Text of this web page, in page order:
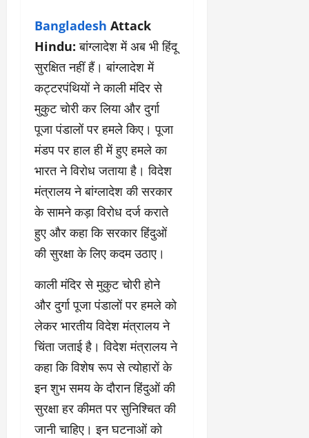
Bangladesh Attack
Hindu:बांग्लादेश में अब भी हिंदू
सुरक्षित नहीं हैं। बांग्लादेश में
कट्टरपंथियों ने काली मंदिर से
मुकुट चोरी कर लिया और दुर्गा
पूजा पंडालों पर हमले किए। पूजा
मंडप पर हाल ही में हुए हमले का
भारत ने विरोध जताया है। विदेश
मंत्रालय ने बांग्लादेश की सरकार
के सामने कड़ा विरोध दर्ज कराते
हुए और कहा कि सरकार हिंदुओं
की सुरक्षा के लिए कदम उठाए।
काली मंदिर से मुकुट चोरी होने
और दुर्गा पूजा पंडालों पर हमले को
लेकर भारतीय विदेश मंत्रालय ने
चिंता जताई है। विदेश मंत्रालय ने
कहा कि विशेष रूप से त्योहारों के
इन शुभ समय के दौरान हिंदुओं की
सुरक्षा हर कीमत पर सुनिश्चित की
जानी चाहिए। इन घटनाओं को